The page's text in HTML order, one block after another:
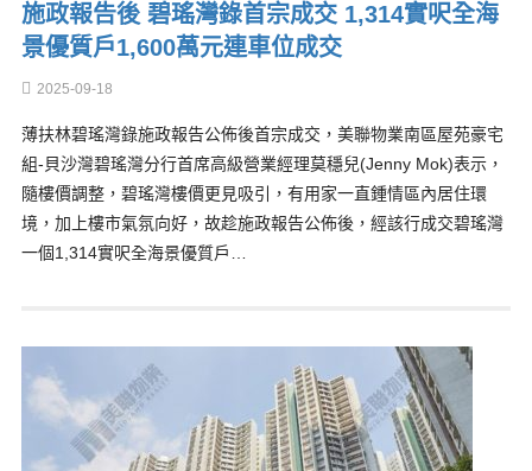
施政報告後 碧瑤灣錄首宗成交 1,314實呎全海
景優質戶1,600萬元連車位成交
2025-09-18
薄扶林碧瑤灣錄施政報告公佈後首宗成交，美聯物業南區屋苑豪宅
組-貝沙灣碧瑤灣分行首席高級營業經理莫穩兒(Jenny Mok)表示，
隨樓價調整，碧瑤灣樓價更見吸引，有用家一直鍾情區內居住環
境，加上樓市氣氛向好，故趁施政報告公佈後，經該行成交碧瑤灣
一個1,314實呎全海景優質戶…